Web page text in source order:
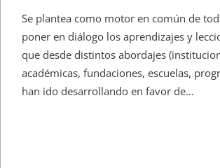
Se plantea como motor en común de
poner en diálogo los aprendizajes y
que desde distintos abordajes
académicas, fundaciones, escuelas,
han ido desarrollando en favor de…